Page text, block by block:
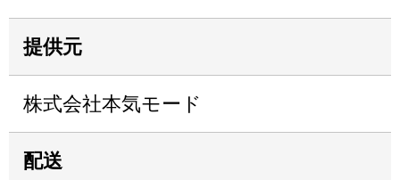
提供元
株式会社本気モード
配送